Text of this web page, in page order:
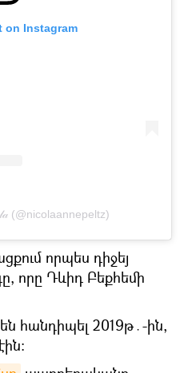
on Instagram
(@nicolaannepeltz)
որպես դիջեյ
որը Դևիդ Բեքհեմի
են հանդիպել 2019թ․-ին,